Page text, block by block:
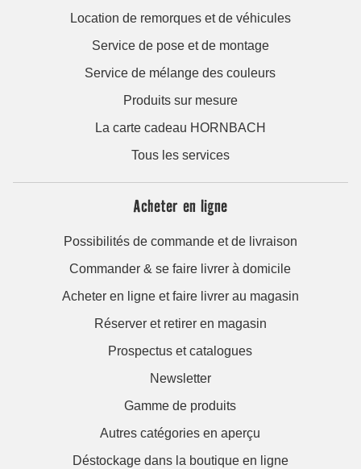
Location de remorques et de véhicules
Service de pose et de montage
Service de mélange des couleurs
Produits sur mesure
La carte cadeau HORNBACH
Tous les services
Acheter en ligne
Possibilités de commande et de livraison
Commander & se faire livrer à domicile
Acheter en ligne et faire livrer au magasin
Réserver et retirer en magasin
Prospectus et catalogues
Newsletter
Gamme de produits
Autres catégories en aperçu
Déstockage dans la boutique en ligne